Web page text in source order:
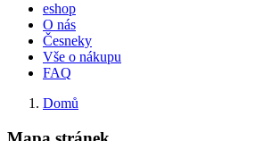
eshop
O nás
Česneky
Vše o nákupu
FAQ
Domů